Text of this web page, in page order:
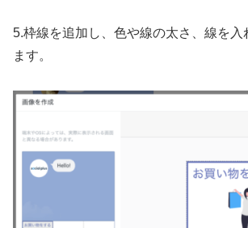
5.枠線を追加し、色や線の太さ、線を入
ます。